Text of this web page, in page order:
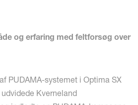
og erfaring med feltforsøg over
PUDAMA-systemet i Optima SX
Kverneland